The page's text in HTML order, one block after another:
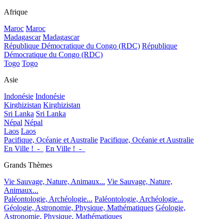
Afrique
Maroc Maroc
Madagascar Madagascar
République Démocratique du Congo (RDC) République
Démocratique du Congo (RDC)
Togo Togo
Asie
Indonésie Indonésie
Kirghizistan Kirghizistan
Sri Lanka Sri Lanka
Népal Népal
Laos Laos
Pacifique, Océanie et Australie Pacifique, Océanie et Australie
En Ville !_-_
En Ville !_-_
Grands Thèmes
Vie Sauvage, Nature, Animaux... Vie Sauvage, Nature,
Animaux...
Paléontologie, Archéologie... Paléontologie, Archéologie...
Géologie, Astronomie, Physique, Mathématiques Géologie,
Astronomie, Physique, Mathématiques